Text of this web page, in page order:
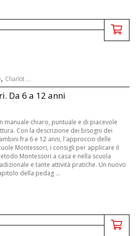
, Charlot ...
Da 6 a 12 anni
manuale chiaro, puntuale e di piacevole
Con la descrizione dei bisogni dei
fra 6 e 12 anni, l'approccio delle
Montessori, i consigli per applicare il
Montessori a casa e nella scuola
e tante attività pratiche. Un nuovo
della pedag ...